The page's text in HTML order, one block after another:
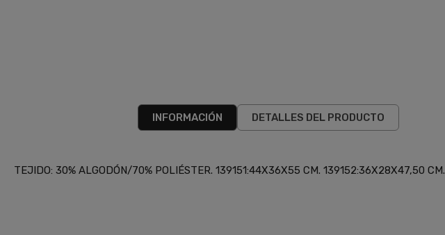
INFORMACIÓN DETALLES DEL PRODUCTO
TEJIDO: 30% ALGODÓN/70% POLIÉSTER. 139151:44X36X55 CM. 139152:36X28X47,50 CM.